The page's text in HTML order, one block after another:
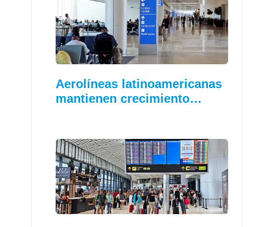
Aerolíneas latinoamericanas
mantienen crecimiento…